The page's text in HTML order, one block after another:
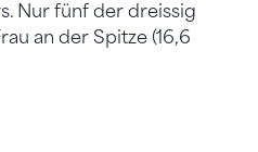
Nur fünf der dreissig
an der Spitze (16,6